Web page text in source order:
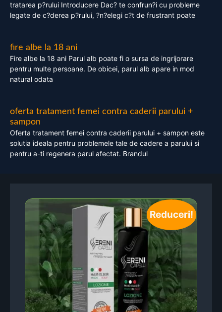
tratarea p?rului Introducere Dac? te confrun?i cu probleme
legate de c?derea p?rului, ?n?elegi c?t de frustrant poate
fire albe la 18 ani
Fire albe la 18 ani Parul alb poate fi o sursa de ingrijorare
pentru multe persoane. De obicei, parul alb apare in mod
natural odata
oferta tratament femei contra caderii parului +
sampon
Oferta tratament femei contra caderii parului + sampon este
solutia ideala pentru problemele tale de cadere a parului si
pentru a-ti regenera parul afectat. Brandul
Reduceri!